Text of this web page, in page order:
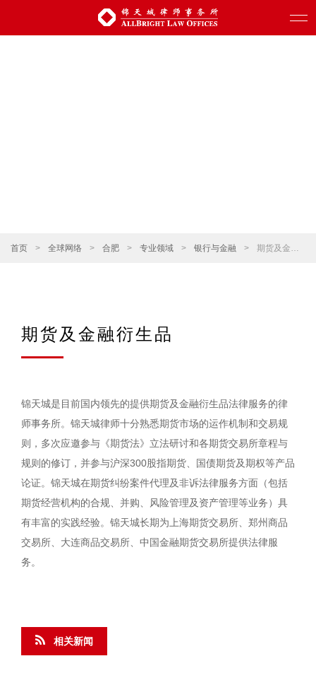
首页 > 全球网络 > 合肥 > 专业领域 > 银行与金融 > 期货及金融衍生品
期货及金融衍生品
锦天城是目前国内领先的提供期货及金融衍生品法律服务的律
师事务所。锦天城律师十分熟悉期货市场的运作机制和交易规
则，多次应邀参与《期货法》立法研讨和各期货交易所章程与
规则的修订，并参与沪深300股指期货、国债期货及期权等产品
论证。锦天城在期货纠纷案件代理及非诉法律服务方面（包括
期货经营机构的合规、并购、风险管理及资产管理等业务）具
有丰富的实践经验。锦天城长期为上海期货交易所、郑州商品
交易所、大连商品交易所、中国金融期货交易所提供法律服
务。
相关新闻